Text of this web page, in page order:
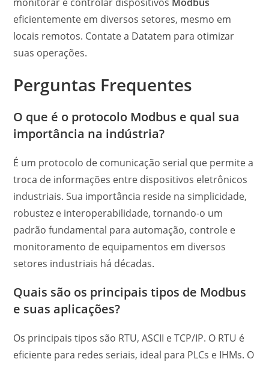
eficientemente em diversos setores, mesmo em
locais remotos. Contate a Datatem para otimizar
suas operações.
Perguntas Frequentes
O que é o protocolo Modbus e qual sua
importância na indústria?
É um protocolo de comunicação serial que permite a
troca de informações entre dispositivos eletrônicos
industriais. Sua importância reside na simplicidade,
robustez e interoperabilidade, tornando-o um
padrão fundamental para automação, controle e
monitoramento de equipamentos em diversos
setores industriais há décadas.
Quais são os principais tipos de Modbus
e suas aplicações?
Os principais tipos são RTU, ASCII e TCP/IP. O RTU é
eficiente para redes seriais, ideal para PLCs e IHMs. O